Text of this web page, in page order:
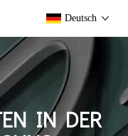
Deutsch
IN DER